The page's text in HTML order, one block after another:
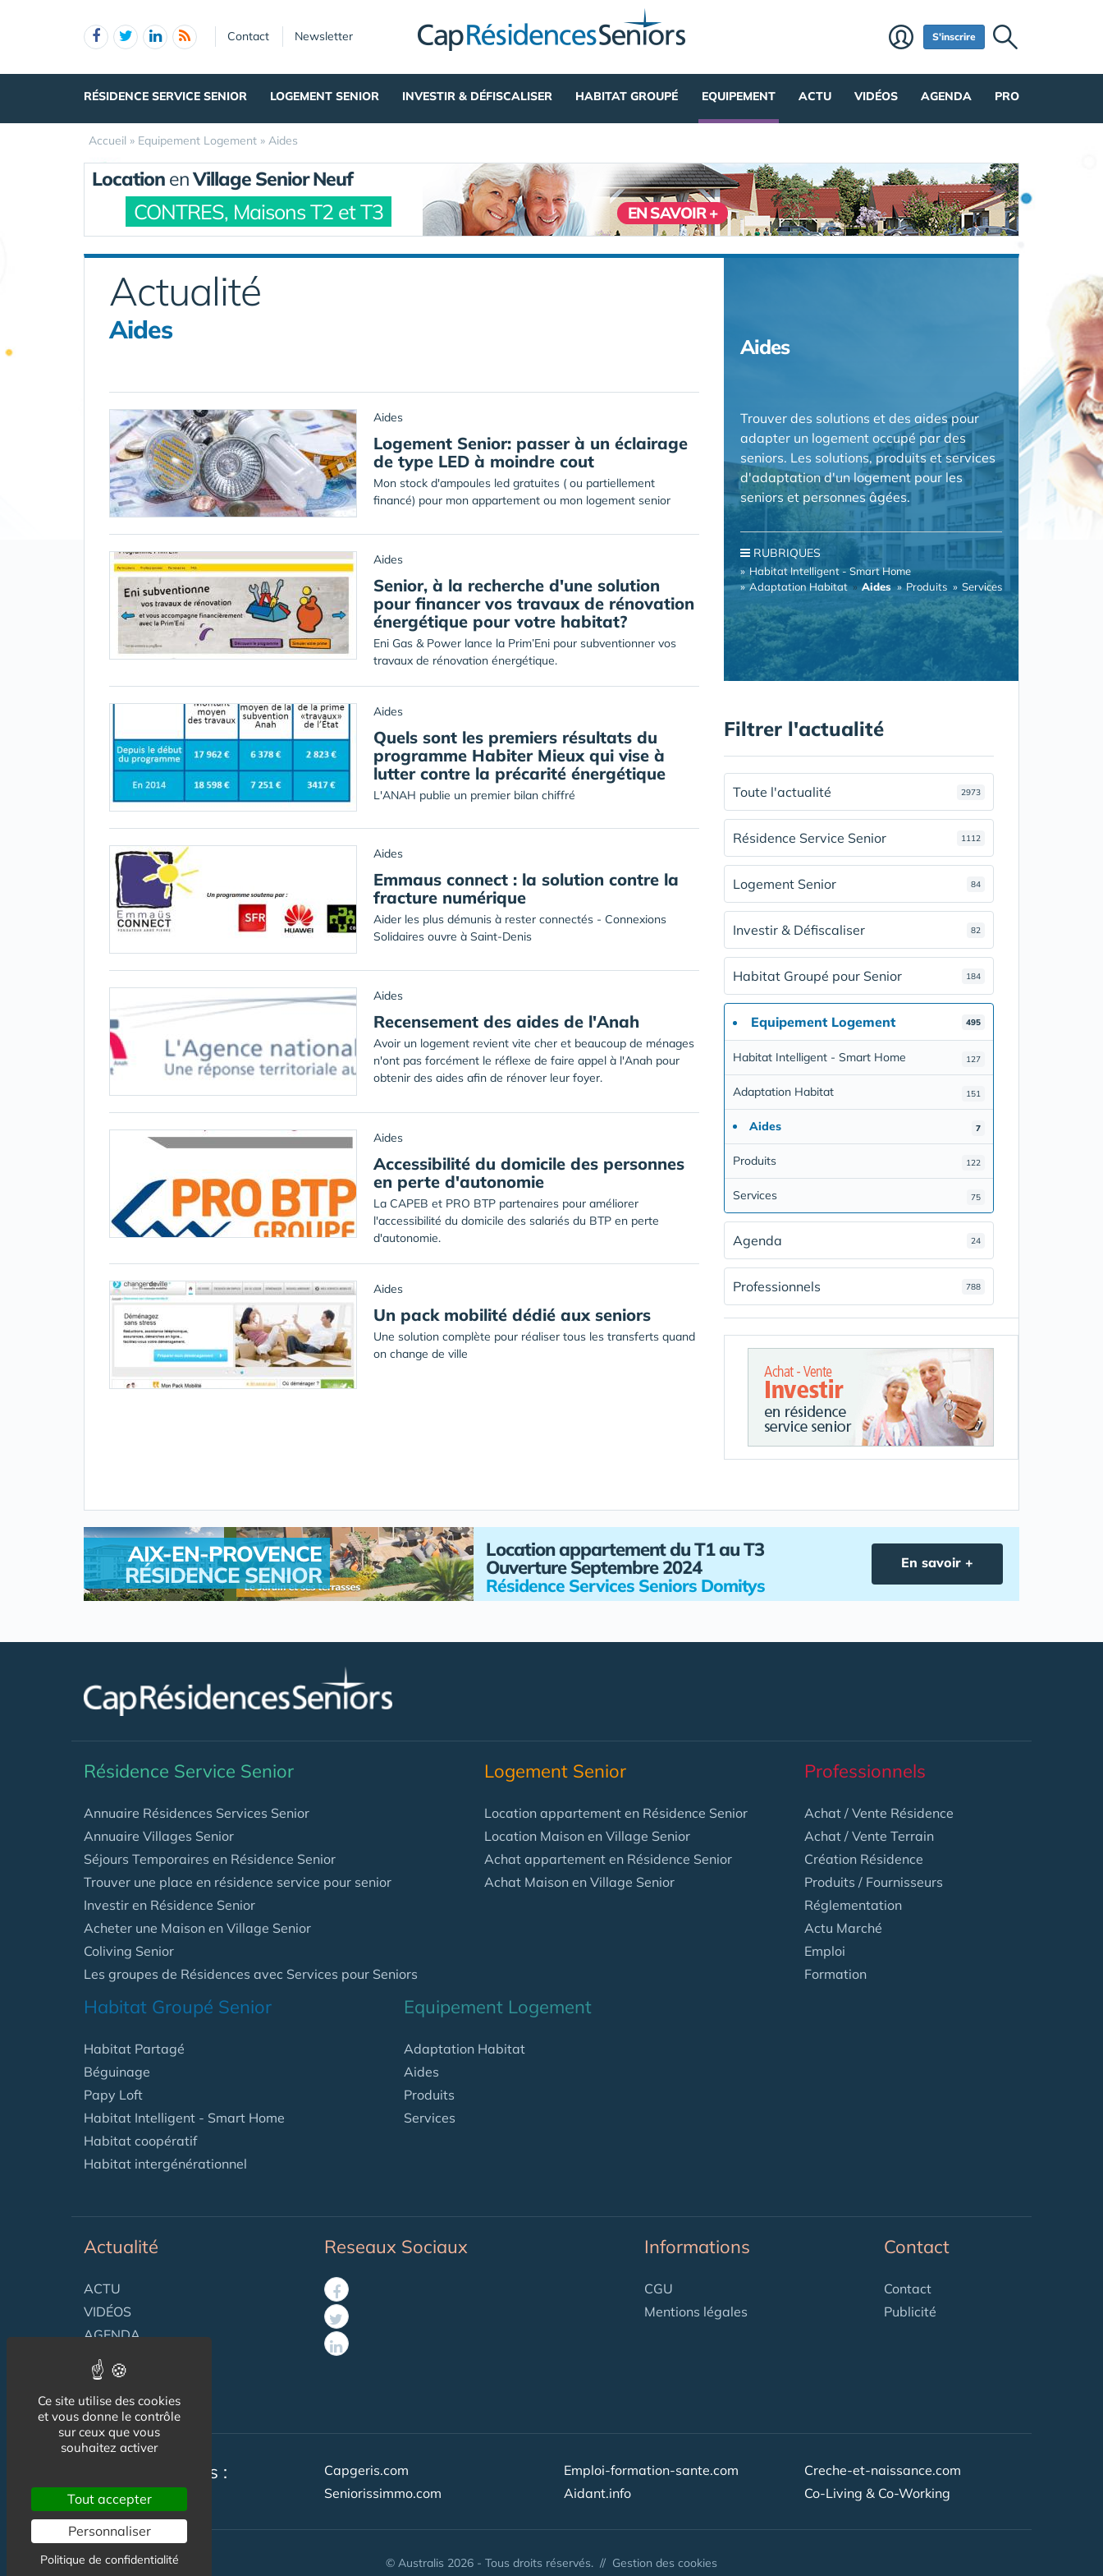
Contact Newsletter S'inscrire
RÉSIDENCE SERVICE SENIOR LOGEMENT SENIOR INVESTIR & DÉFISCALISER HABITAT GROUPÉ EQUIPEMENT ACTU VIDÉOS AGENDA PRO
Accueil » Equipement Logement » Aides
Location enVillage Senior Neuf
CONTRES, Maisons T2 et T3 EN SAVOIR +
Actualité
Aides
Aides
Logement Senior: passer à un éclairage
de type LED à moindre cout
Mon stock d'ampoules led gratuites ( ou partiellement
financé) pour mon appartement ou mon logement senior
Aides
Senior, à la recherche d'une solution
pour financer vos travaux de rénovation
énergétique pour votre habitat?
Eni Gas & Power lance la Prim’Eni pour subventionner vos
travaux de rénovation énergétique.
Aides
Quels sont les premiers résultats du
programme Habiter Mieux qui vise à
lutter contre la précarité énergétique
L'ANAH publie un premier bilan chiffré
Aides
Emmaus connect : la solution contre la
fracture numérique
Aider les plus démunis à rester connectés - Connexions
Solidaires ouvre à Saint-Denis
Aides
Recensement des aides de l'Anah
Avoir un logement revient vite cher et beaucoup de ménages
n'ont pas forcément le réflexe de faire appel à l'Anah pour
obtenir des aides afin de rénover leur foyer.
Aides
Accessibilité du domicile des personnes
en perte d'autonomie
La CAPEB et PRO BTP partenaires pour améliorer
l'accessibilité du domicile des salariés du BTP en perte
d'autonomie.
Aides
Un pack mobilité dédié aux seniors
Une solution complète pour réaliser tous les transferts quand
on change de ville
Aides
Trouver des solutions et des aides pour
adapter un logement occupé par des
seniors. Les solutions, produits et services
d'adaptation d'un logement pour les
seniors et personnes âgées.
RUBRIQUES
Habitat Intelligent - Smart Home
Adaptation Habitat
Aides Produits Services
Filtrer l'actualité
Toute l'actualité 2973
Résidence Service Senior 1112
Logement Senior 84
Investir & Défiscaliser 82
Habitat Groupé pour Senior 184
Equipement Logement 495
Habitat Intelligent - Smart Home 127
Adaptation Habitat 151
Aides 7
Produits 122
Services 75
Agenda 24
Professionnels 788
AIX-EN-PROVENCE
RÉSIDENCE SENIOR
Location appartement du T1 au T3
Ouverture Septembre 2024
Résidence Services Seniors Domitys
En savoir +
Résidence Service Senior
Annuaire Résidences Services Senior
Annuaire Villages Senior
Séjours Temporaires en Résidence Senior
Trouver une place en résidence service pour senior
Investir en Résidence Senior
Acheter une Maison en Village Senior
Coliving Senior
Les groupes de Résidences avec Services pour Seniors
Logement Senior
Location appartement en Résidence Senior
Location Maison en Village Senior
Achat appartement en Résidence Senior
Achat Maison en Village Senior
Professionnels
Achat / Vente Résidence
Achat / Vente Terrain
Création Résidence
Produits / Fournisseurs
Réglementation
Actu Marché
Emploi
Formation
Habitat Groupé Senior
Habitat Partagé
Béguinage
Papy Loft
Habitat Intelligent - Smart Home
Habitat coopératif
Habitat intergénérationnel
Equipement Logement
Adaptation Habitat
Aides
Produits
Services
Actualité
ACTU
VIDÉOS
AGENDA
Flux RSS
Newsletter
Reseaux Sociaux Informations
CGU
Mentions légales
Contact
Contact
Publicité
Nos autres sites :
Capgeris.com
Seniorissimmo.com
Emploi-formation-sante.com
Aidant.info
Creche-et-naissance.com
Co-Living & Co-Working
© Australis 2026 - Tous droits réservés. // Gestion des cookies
Ce site utilise des cookies
et vous donne le contrôle
sur ceux que vous
souhaitez activer
Tout accepter
Personnaliser
Politique de confidentialité